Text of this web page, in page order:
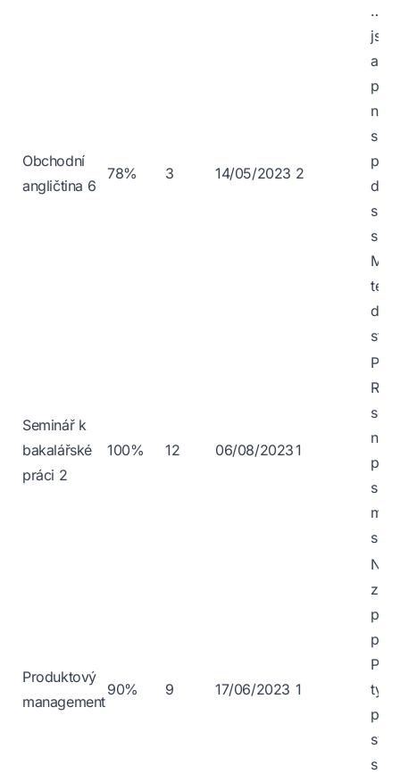
Obchodní
angličtina 6
78% 3 14/05/2023 2
…
jsem
si
dost
ten
do
Seminář k
bakalářské
práci 2
100% 12 06/08/20231
se
Produktový
management
90% 9 17/06/2023 1